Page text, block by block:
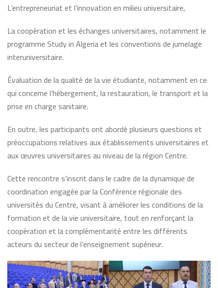
L’entrepreneuriat et l’innovation en milieu universitaire,
La coopération et les échanges universitaires, notamment le
programme Study in Algeria et les conventions de jumelage
interuniversitaire.
Évaluation de la qualité de la vie étudiante, notamment en ce
qui concerne l’hébergement, la restauration, le transport et la
prise en charge sanitaire.
En outre, les participants ont abordé plusieurs questions et
préoccupations relatives aux établissements universitaires et
aux œuvres universitaires au niveau de la région Centre.
Cette rencontre s’inscrit dans le cadre de la dynamique de
coordination engagée par la Conférence régionale des
universités du Centre, visant à améliorer les conditions de la
formation et de la vie universitaire, tout en renforçant la
coopération et la complémentarité entre les différents
acteurs du secteur de l’enseignement supérieur.